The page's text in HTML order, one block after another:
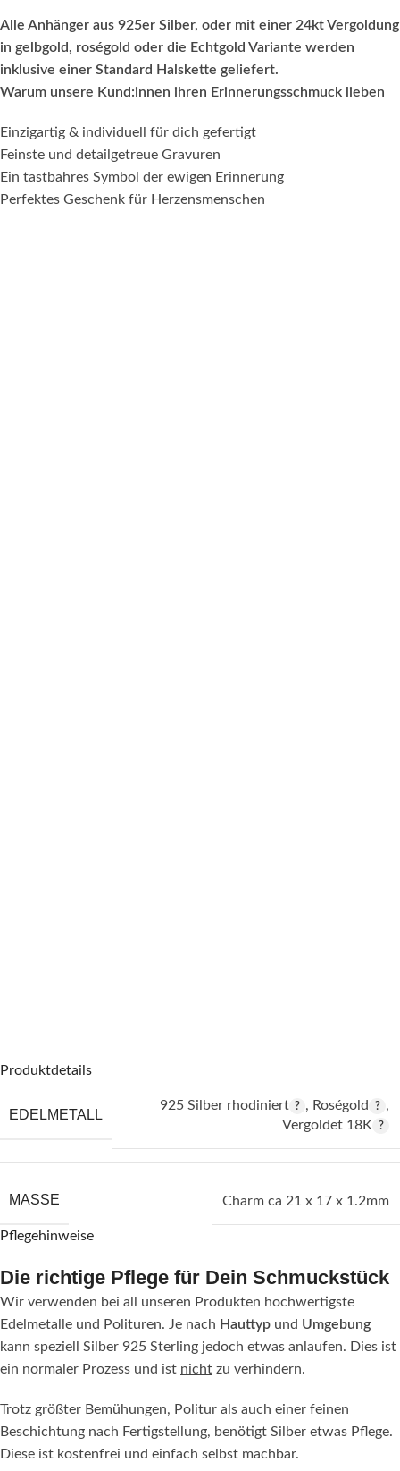
Alle Anhänger aus 925er Silber, oder mit einer 24kt Vergoldung
in gelbgold, roségold oder die Echtgold Variante werden
inklusive einer Standard Halskette geliefert.
Warum unsere Kund:innen ihren Erinnerungsschmuck lieben
Einzigartig & individuell für dich gefertigt
Feinste und detailgetreue Gravuren
Ein tastbahres Symbol der ewigen Erinnerung
Perfektes Geschenk für Herzensmenschen
Produktdetails
EDELMETALL
925 Silber rhodiniert , Roségold
,
Vergoldet 18K
MASSE Charm ca 21 x 17 x 1.2mm
Pflegehinweise
Die richtige Pflege für Dein Schmuckstück
Wir verwenden bei all unseren Produkten hochwertigste
Edelmetalle und Polituren. Je nach Hauttyp und Umgebung
kann speziell Silber 925 Sterling jedoch etwas anlaufen. Dies ist
ein normaler Prozess und ist nicht zu verhindern.
Trotz größter Bemühungen, Politur als auch einer feinen
Beschichtung nach Fertigstellung, benötigt Silber etwas Pflege.
Diese ist kostenfrei und einfach selbst machbar.